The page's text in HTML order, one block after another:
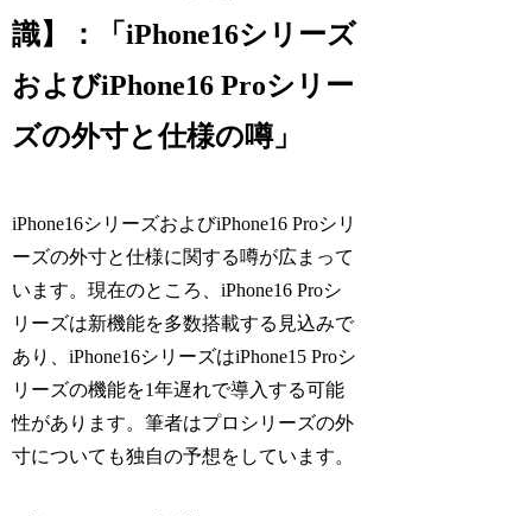
識】：「iPhone16シリーズ
およびiPhone16 Proシリー
ズの外寸と仕様の噂」
iPhone16シリーズおよびiPhone16 Proシリ
ーズの外寸と仕様に関する噂が広まって
います。現在のところ、iPhone16 Proシ
リーズは新機能を多数搭載する見込みで
あり、iPhone16シリーズはiPhone15 Proシ
リーズの機能を1年遅れで導入する可能
性があります。筆者はプロシリーズの外
寸についても独自の予想をしています。